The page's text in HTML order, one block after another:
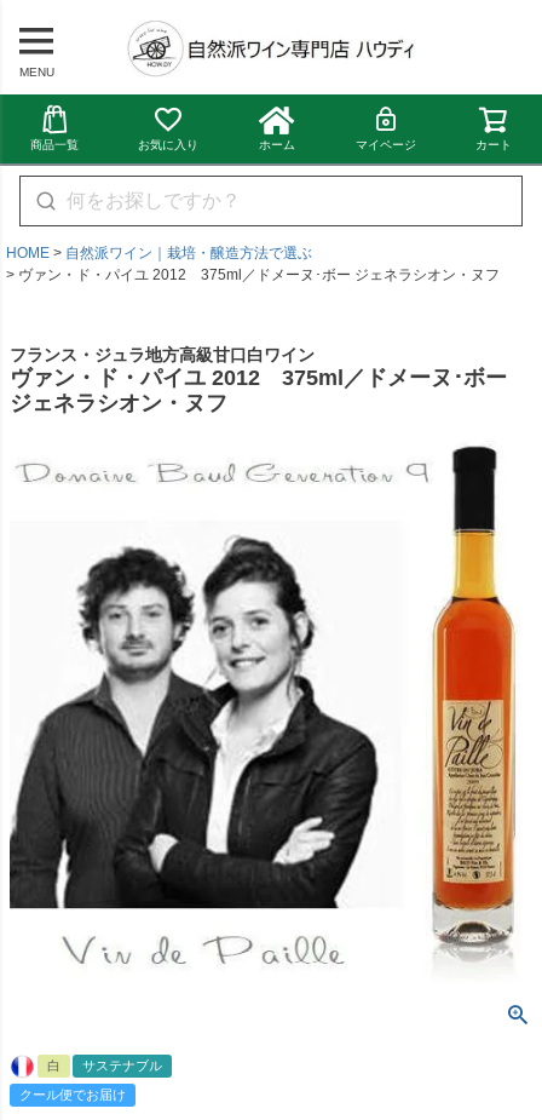
MENU
商品一覧 お気に入り ホーム マイページ カート
HOME
自然派ワイン｜栽培・醸造方法で選ぶ
ヴァン・ド・パイユ 2012 375ml／ドメーヌ･ボー ジェネラシオン・ヌフ
フランス・ジュラ地方高級甘口白ワイン
ヴァン・ド・パイユ 2012 375ml／ドメーヌ･ボー
ジェネラシオン・ヌフ
白
サステナブル
クール便でお届け